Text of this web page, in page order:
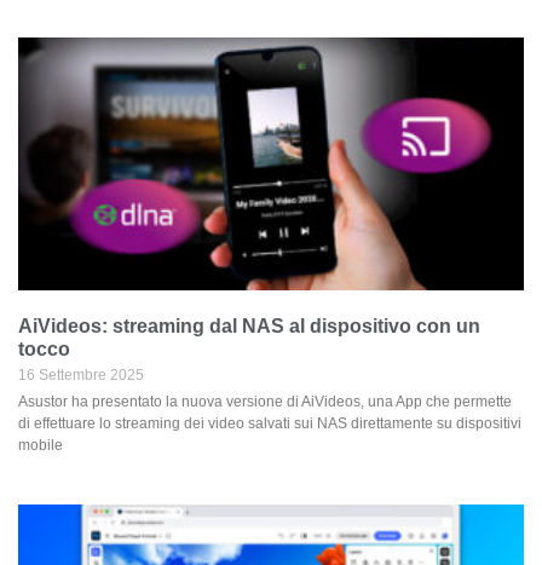
AiVideos: streaming dal NAS al dispositivo con un
tocco
16 Settembre 2025
Asustor ha presentato la nuova versione di AiVideos, una App che permette
di effettuare lo streaming dei video salvati sui NAS direttamente su dispositivi
mobile